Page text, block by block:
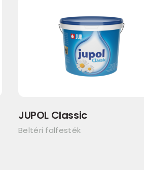
JUPOL Classic
Beltéri falfesték